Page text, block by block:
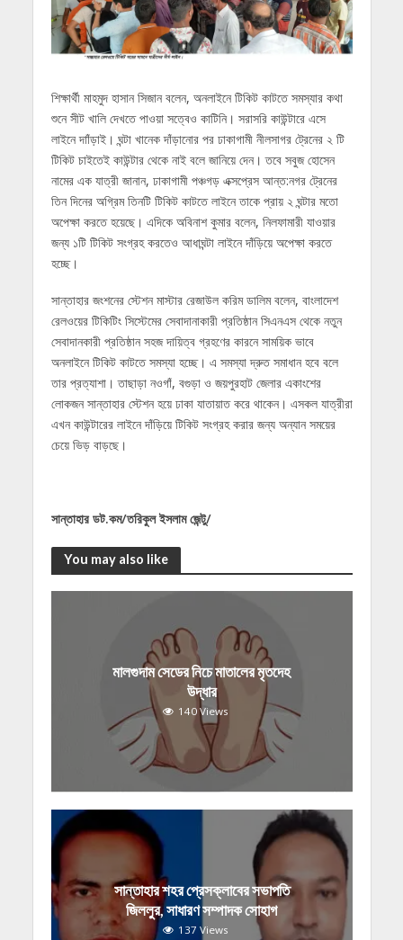
শিক্ষার্থী মাহমুদ হাসান সিজান বলেন, অনলাইনে টিকিট কাটতে সমস্যার কথা
শুনে সীট খালি দেখতে পাওয়া সত্বেও কাটিনি। সরাসরি কাউন্টারে এসে
লাইনে দাাঁড়াই। ঘন্টা খানেক দাঁড়ানোর পর ঢাকাগামী নীলসাগর ট্রেনের ২ টি
টিকিট চাইতেই কাউন্টার থেকে নাই বলে জানিয়ে দেন। তবে সবুজ হোসেন
নামের এক যাত্রী জানান, ঢাকাগামী পঞ্চগড় এক্সপ্রেস আন্ত:নগর ট্রেনের
তিন দিনের অগ্রিম তিনটি টিকিট কাটতে লাইনে তাকে প্রায় ২ ঘন্টার মতো
অপেক্ষা করতে হয়েছে। এদিকে অবিনাশ কুমার বলেন, নিলফামারী যাওয়ার
জন্য ১টি টিকিট সংগ্রহ করতেও আধাঘন্টা লাইনে দাঁড়িয়ে অপেক্ষা করতে
হচ্ছে।
সান্তাহার জংশনের স্টেশন মাস্টার রেজাউল করিম ডালিম বলেন, বাংলাদেশ
রেলওয়ের টিকিটিং সিস্টেমের সেবাদানাকারী প্রতিষ্ঠান সিএনএস থেকে নতুন
সেবাদানকারী প্রতিষ্ঠান সহজ দায়িত্ব গ্রহণের কারনে সাময়িক ভাবে
অনলাইনে টিকিট কাটতে সমস্যা হচ্ছে। এ সমস্যা দ্রুত সমাধান হবে বলে
তার প্রত্যাশা। তাছাড়া নওগাঁ, বগুড়া ও জয়পুরহাট জেলার একাংশের
লোকজন সান্তাহার স্টেশন হয়ে ঢাকা যাতায়াত করে থাকেন। এসকল যাত্রীরা
এখন কাউন্টারের লাইনে দাঁড়িয়ে টিকিট সংগ্রহ করার জন্য অন্যান সময়ের
চেয়ে ভিড় বাড়ছে।
সান্তাহার ডট.কম/তরিকুল ইসলাম জেন্টু/
You may also like
মালগুদাম সেডের নিচে মাতালের মৃতদেহ
উদ্ধার
140 Views
সান্তাহার শহর প্রেসক্লাবের সভাপতি
জিললুর, সাধারণ সম্পাদক সোহাগ
137 Views